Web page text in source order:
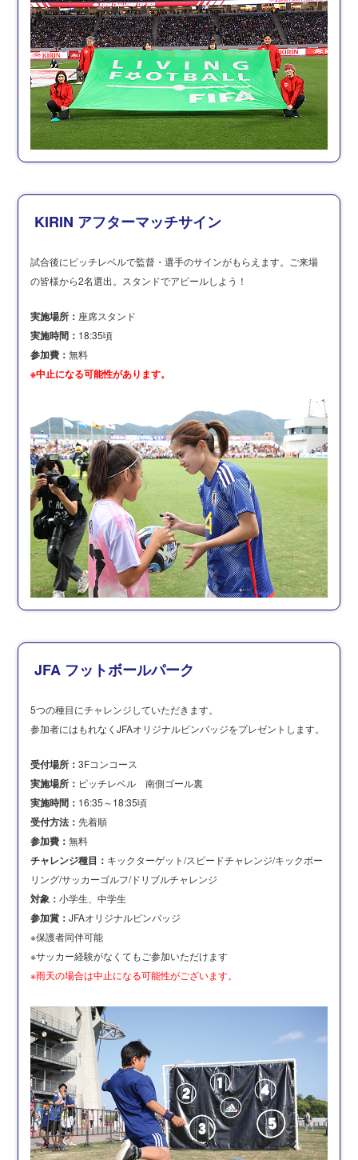
KIRIN アフターマッチサイン
試合後にピッチレベルで監督・選手のサインがもらえます。ご来場
の皆様から2名選出。スタンドでアピールしよう！
実施場所： 座席スタンド
実施時間： 18:35頃
参加費：無料
※中止になる可能性があります。
JFA フットボールパーク
5つの種目にチャレンジしていただきます。
参加者にはもれなくJFAオリジナルピンバッジをプレゼントします。
受付場所：3Fコンコース
実施場所： ピッチレベル 南側ゴール裏
実施時間： 16:35～18:35頃
受付方法： 先着順
参加費：無料
チャレンジ種目： キックターゲット/スピードチャレンジ/キックボー
リング/サッカーゴルフ/ドリブルチャレンジ
対象：小学生、中学生
参加賞：JFAオリジナルピンバッジ
※保護者同伴可能
※サッカー経験がなくてもご参加いただけます
※雨天の場合は中止になる可能性がございます。